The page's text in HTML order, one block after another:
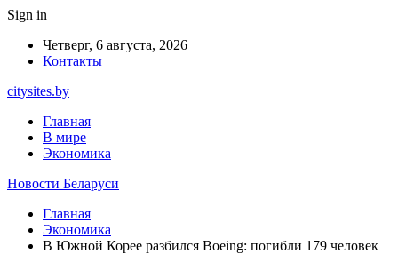
Sign in
Четверг, 6 августа, 2026
Контакты
citysites.by
Главная
В мире
Экономика
Новости Беларуси
Главная
Экономика
В Южной Корее разбился Boeing: погибли 179 человек